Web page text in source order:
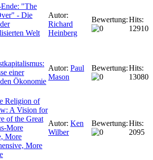
"The
- Die
Welt
Autor:
Richard
Heinberg
Bewertung:Hits:
12910
einer
Ökonomie
Autor: Paul
Mason
Bewertung:Hits:
13080
Religion of
A Vision for
of the Great
More
More
More
Autor: Ken
Wilber
Bewertung:Hits:
2095